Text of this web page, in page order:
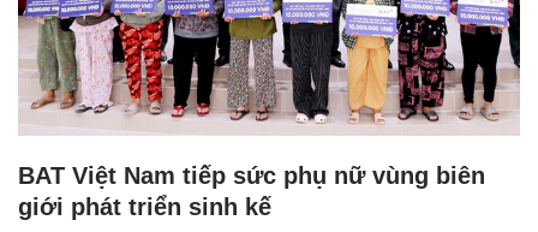
BAT Việt Nam tiếp sức phụ nữ vùng biên
giới phát triển sinh kế